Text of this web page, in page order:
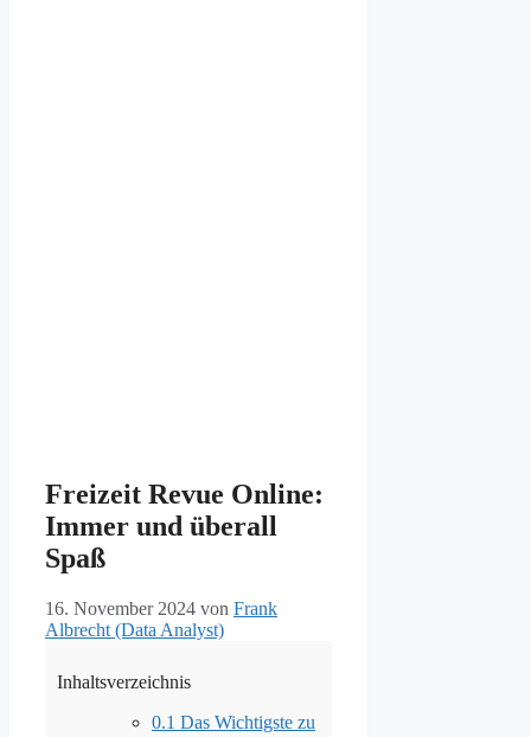
Freizeit Revue Online:
Immer und überall
Spaß
16. November 2024 von Frank
Albrecht (Data Analyst)
Inhaltsverzeichnis
0.1 Das Wichtigste zu